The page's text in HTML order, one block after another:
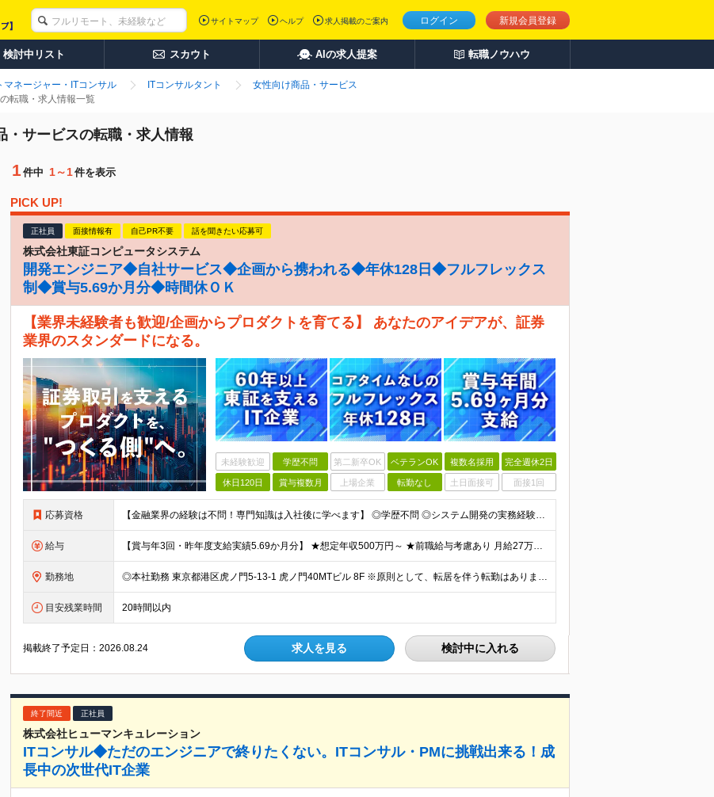
ログイン 新規会員登録
サイトマップ ヘルプ 求人掲載のご案内
検討中リスト スカウト AIの求人提案 転職ノウハウ
マネージャー・ITコンサル ITコンサルタント
女性向け商品・サービス
転職・求人情報一覧
・サービスの転職・求人情報
1 件中 1～1件を表示
PICK UP!
正社員 面接情報有 自己PR不要 話を聞きたい応募可
株式会社東証コンピュータシステム
開発エンジニア◆自社サービス◆企画から携われる◆年休128日◆フルフレックス
制◆賞与5.69か月分◆時間休ＯＫ
【業界未経験者も歓迎/企画からプロダクトを育てる】 あなたのアイデアが、証券
業界のスタンダードになる。
未経験歓迎 学歴不問 第二新卒OK ベテランOK 複数名採用 完全週休2日
休日120日 賞与複数月 上場企業 転勤なし 土日面接可 面接1回
応募資格 【金融業界の経験は不問！専門知識は入社後に学べます】 ◎学歴不問 ◎システム開発の実務経験をお持ちの方 └3年以上・Java、C#いずれかの使用経験をお持ちの方を想定しております 【以下のような方は
給与 【賞与年3回・昨年度支給実績5.69か月分】 ★想定年収500万円～ ★前職給与考慮あり 月給27万円～59万円 +残業代全額支給(1分単位、監督職以下) +人事評価による賞与年2回（4月/10月）
勤務地 ◎本社勤務 東京都港区虎ノ門5-13-1 虎ノ門40MTビル 8F ※原則として、転居を伴う転勤はありません ※(変更の範囲)上記を除く当社関連勤務地
目安残業時間 20時間以内
掲載終了予定日：2026.08.24 求人を見る 検討中に入れる
終了間近 正社員
株式会社ヒューマンキュレーション
ITコンサル◆ただのエンジニアで終りたくない。ITコンサル・PMに挑戦出来る！成
長中の次世代IT企業